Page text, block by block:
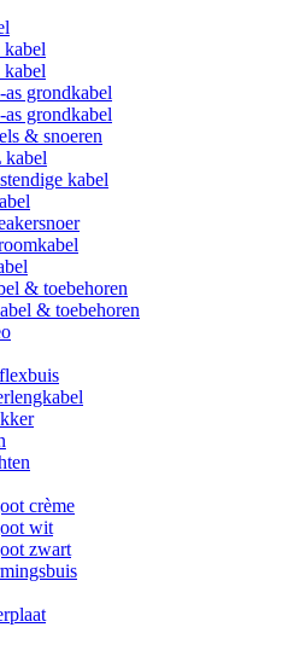
grondkabel
grondkabel
& snoeren
kabel
& toebehoren
& toebehoren
crème
wit
zwart